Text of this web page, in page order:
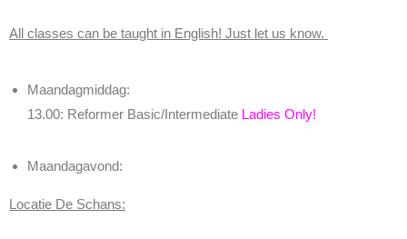
All classes can be taught in English! Just let us know.
Maandagmiddag:
13.00: Reformer Basic/Intermediate Ladies Only!
Maandagavond:
Locatie De Schans: